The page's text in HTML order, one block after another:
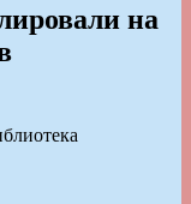
на